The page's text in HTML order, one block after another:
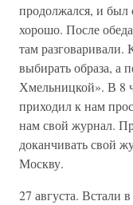
продолжался, и был
хорошо. После
там
выбирать образа, а
Хмельницкой». В 8
приходил к нам
нам свой журнал.
доканчивать свой
Москву.
27 августа. Встали